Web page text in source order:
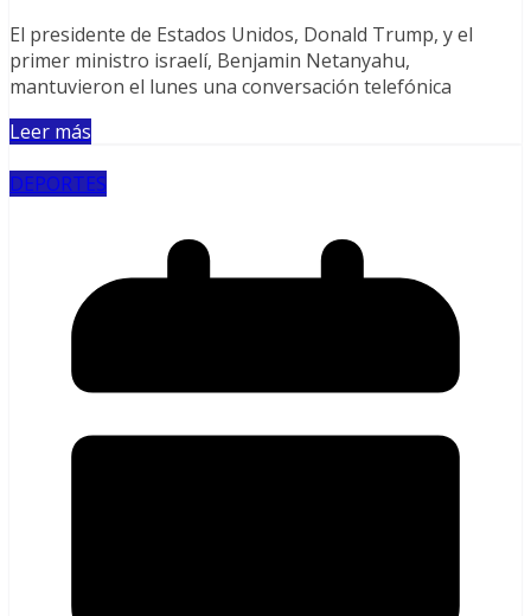
El presidente de Estados Unidos, Donald Trump, y el
primer ministro israelí, Benjamin Netanyahu,
mantuvieron el lunes una conversación telefónica
Leer más
DEPORTES